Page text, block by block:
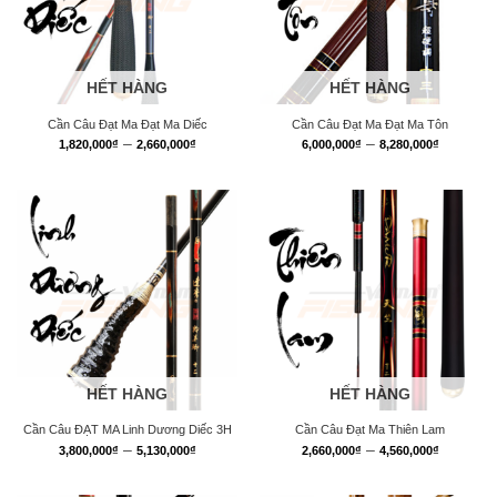
HẾT HÀNG
Cần Câu Đạt Ma Đạt Ma Diếc
1,820,000₫ – 2,660,000₫Khoảng
1,820,000₫
đến
2,660,000₫
HẾT HÀNG
Cần Câu Đạt Ma Đạt Ma Tôn
6,000,000₫ – 8,280,000₫Khoảng
HẾT HÀNG
Cần Câu ĐẠT MA Linh Dương Diếc 3H
3,800,000₫ – 5,130,000₫Khoảng
HẾT HÀNG
Cần Câu Đạt Ma Thiên Lam
2,660,000₫ – 4,560,000₫Khoảng